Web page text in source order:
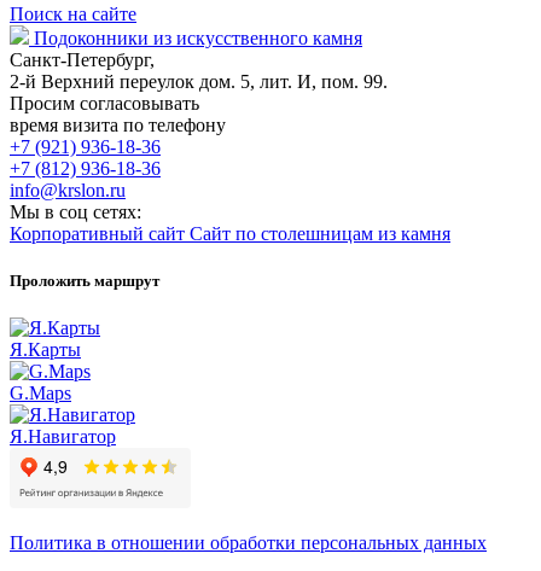
Поиск на сайте
Подоконники из искусственного камня
Санкт-Петербург,
2-й Верхний переулок дом. 5, лит. И, пом. 99.
Просим согласовывать
время визита по телефону
+7 (921) 936-18-36
+7 (812) 936-18-36
info@krslon.ru
Мы в соц сетях:
Корпоративный сайт Сайт по столешницам из камня
Проложить маршрут
Я.Карты
G.Maps
Я.Навигатор
Политика в отношении обработки персональных данных